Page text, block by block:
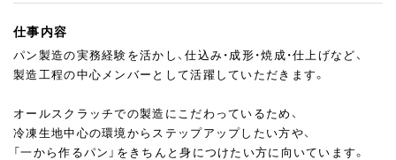
仕事内容
パン製造の実務経験を活かし、仕込み・成形・焼成・仕上げなど、
製造工程の中心メンバーとして活躍していただきます。
オールスクラッチでの製造にこだわっているため、
冷凍生地中心の環境からステップアップしたい方や、
「一から作るパン」をきちんと身につけたい方に向いています。